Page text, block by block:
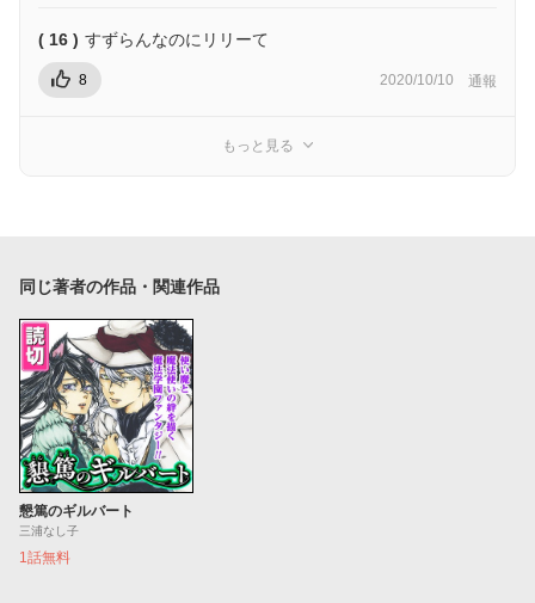
( 16 ) すずらんなのにリリーて
8 2020/10/10 通報
もっと見る
同じ著者の作品・関連作品
懇篤のギルバート
三浦なし子
1話無料